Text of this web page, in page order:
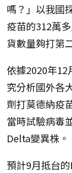
嗎？」以我國
疫苗的312萬
貨數量夠打第
依據2020年12
究分析國外各
劑打莫德納疫
當時試驗病毒
Delta變異株。
預計9月抵台